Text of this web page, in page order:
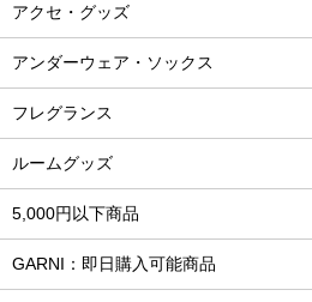
アクセ・グッズ
アンダーウェア・ソックス
フレグランス
ルームグッズ
5,000円以下商品
GARNI：即日購入可能商品